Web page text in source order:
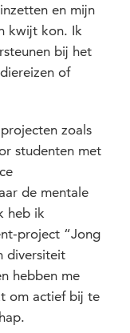
en mijn
kwijt kon. Ik
bij het
of
zoals
studenten met
de mentale
heb ik
project “Jong
diversiteit
hebben me
om actief bij te